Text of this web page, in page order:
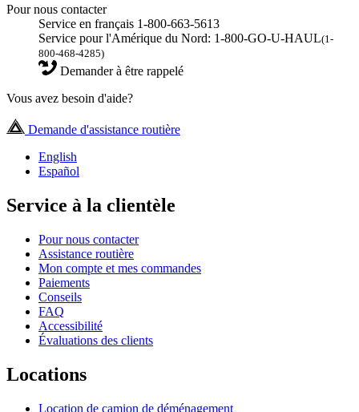
Pour nous contacter
Service en français 1-800-663-5613
Service pour l'Amérique du Nord: 1-800-GO-U-HAUL(1-
800-468-4285)
Demander à être rappelé
Vous avez besoin d'aide?
Demande d'assistance routière
English
Español
Service à la clientèle
Pour nous contacter
Assistance routière
Mon compte et mes commandes
Paiements
Conseils
FAQ
Accessibilité
Évaluations des clients
Locations
Location de camion de déménagement